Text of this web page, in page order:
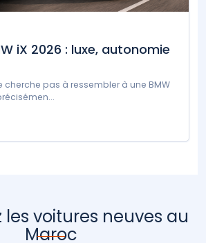
iX 2026 : luxe, autonomie
cherche pas à ressembler à une BMW
voitures neuves au
Maroc